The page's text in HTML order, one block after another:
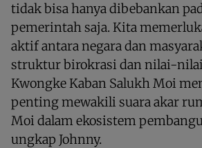
tidak bisa hanya dibebankan
pemerintah saja. Kita
aktif antara negara dan
struktur birokrasi dan nilai-
Kwongke Kaban Salukh Moi
penting mewakili suara akar
Moi dalam ekosistem
ungkap Johnny.